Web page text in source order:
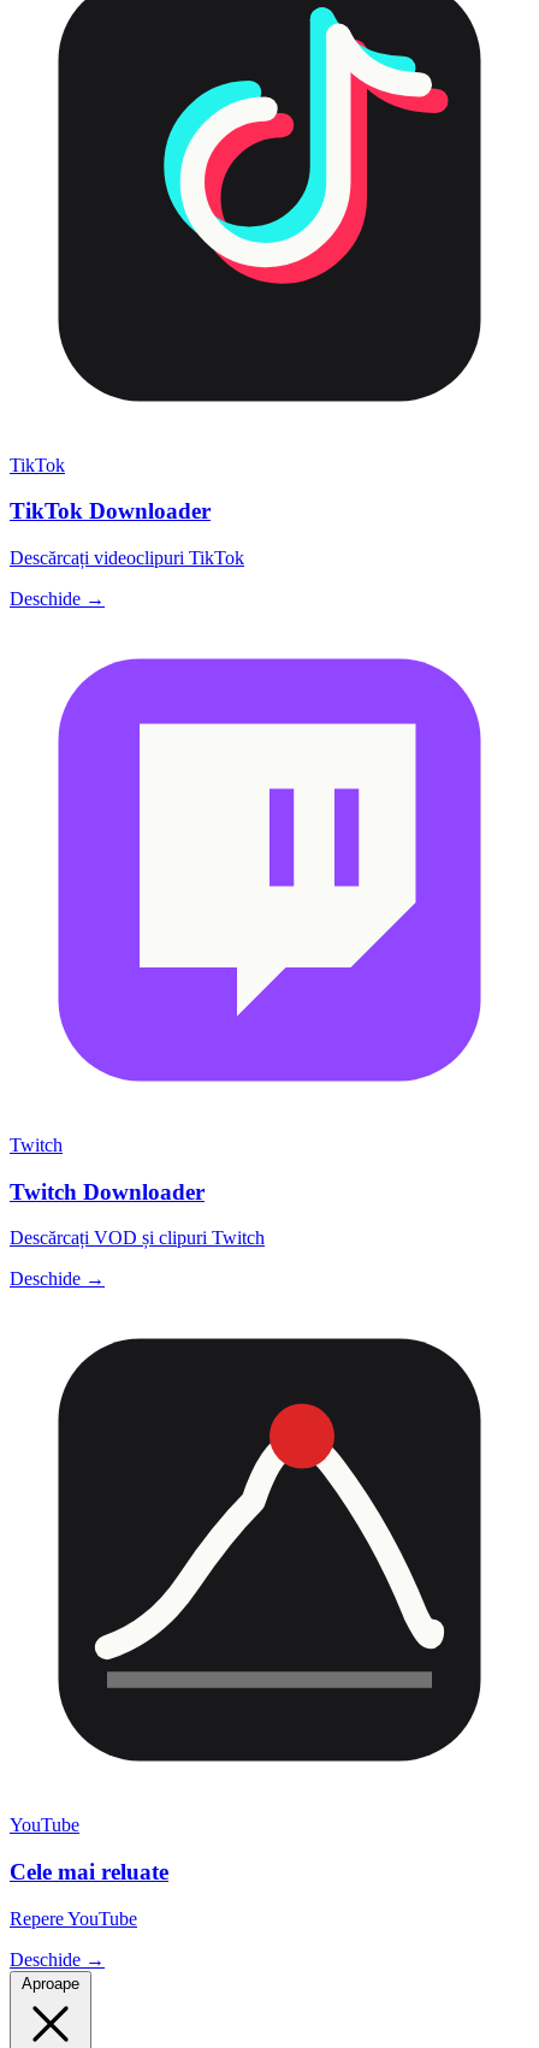
TikTok
TikTok Downloader
Descărcați videoclipuri TikTok
Deschide →
Twitch
Twitch Downloader
Descărcați VOD și clipuri Twitch
Deschide →
YouTube
Cele mai reluate
Repere YouTube
Deschide →
Aproape